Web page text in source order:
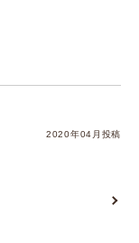
2020年04月投稿